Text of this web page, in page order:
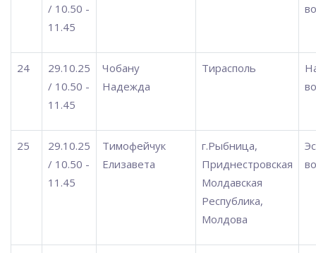
/ 10.50 -
11.45
24
29.10.25
/ 10.50 -
11.45
Чобану
Надежда
Тирасполь
25
29.10.25
/ 10.50 -
11.45
Тимофейчук
Елизавета
г.Рыбница,
Приднестровская
Молдавская
Республика,
Молдова